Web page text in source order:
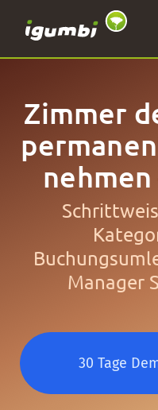
Zimmer
Manager
30 Tage